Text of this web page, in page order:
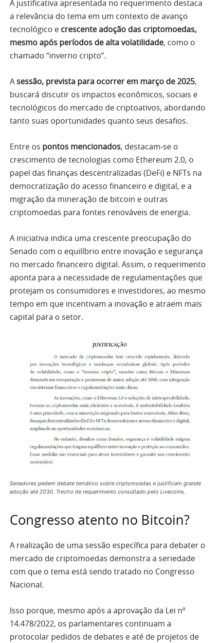
A justificativa apresentada no requerimento destaca
a relevância do tema em um contexto de avanço
tecnológico e crescente adoção das criptomoedas,
mesmo após períodos de alta volatilidade, como o
chamado “inverno cripto”.
Asessão, prevista para ocorrer em março de 2025,
buscará discutir os impactos econômicos, sociais e
tecnológicos do mercado de criptoativos, abordando
tanto suas oportunidades quanto seus desafios.
Entre os pontos mencionados, destacam-se o
crescimento de tecnologias como Ethereum 2.0, o
papel das finanças descentralizadas (DeFi) e NFTs na
democratização do acesso financeiro e digital, e a
migração da mineração de bitcoin e outras
criptomoedas para fontes renováveis de energia.
A iniciativa indica uma crescente preocupação do
Senado com o equilíbrio entre inovação e segurança
no mercado financeiro digital. Assim, o requerimento
aponta para a necessidade de regulamentações que
protejam os consumidores e investidores, ao mesmo
tempo em que incentivam a inovação e atraem mais
capital para o setor.
Senadores pedem debate temático sobre criptomoedas e justificam grande
adoção até 2030. Trecho de requerimento consultado pelo Livecoins.
Congresso atento no Bitcoin?
A realização de uma sessão específica para debater o
mercado de criptomoedas demonstra a seriedade
com que o tema está sendo tratado no Congresso
Nacional.
Isso porque, mesmo após a aprovação da Lei nº
14.478/2022, os parlamentares continuam a
protocolar pedidos de debates e até de projetos de